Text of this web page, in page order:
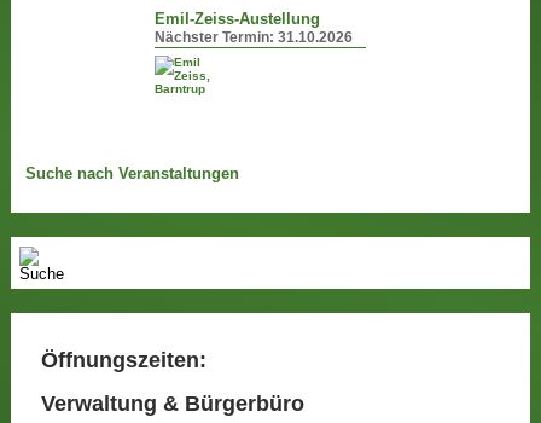
Emil-Zeiss-Austellung
Nächster Termin:31.10.2026
Suche nach Veranstaltungen
Öffnungszeiten:
Verwaltung & Bürgerbüro